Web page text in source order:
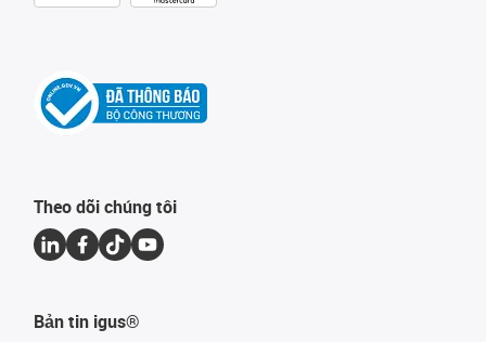
Theo dõi chúng tôi
Bản tin igus®